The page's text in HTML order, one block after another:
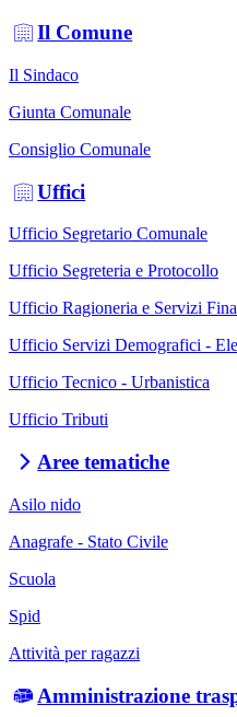
Il Comune
Il Sindaco
Giunta Comunale
Consiglio Comunale
Uffici
Ufficio Segretario Comunale
Ufficio Segreteria e Protocollo
Ufficio Ragioneria e Servizi
Ufficio Servizi Demografici -
Ufficio Tecnico - Urbanistica
Ufficio Tributi
Aree tematiche
Asilo nido
Anagrafe - Stato Civile
Scuola
Spid
Attività per ragazzi
Amministrazione